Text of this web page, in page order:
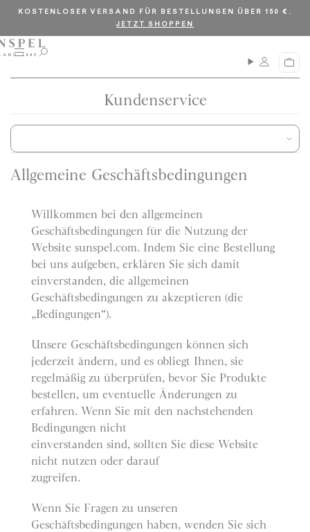
i
p
KOSTENLOSER VERSAND FÜR BESTELLUNGEN ÜBER 150 €.
JETZT SHOPPEN
Ü
S
t
e
W
a
o
r
Kundenservice
Allgemeine Geschäftsbedingungen
Willkommen bei den allgemeinen
Geschäftsbedingungen für die Nutzung der
Website sunspel.com. Indem Sie eine Bestellung
bei uns aufgeben, erklären Sie sich damit
einverstanden, die allgemeinen
Geschäftsbedingungen zu akzeptieren (die
„Bedingungen“).
Unsere Geschäftsbedingungen können sich
jederzeit ändern, und es obliegt Ihnen, sie
regelmäßig zu überprüfen, bevor Sie Produkte
bestellen, um eventuelle Änderungen zu
erfahren. Wenn Sie mit den nachstehenden
Bedingungen nicht
einverstanden sind, sollten Sie diese Website
nicht nutzen oder darauf
zugreifen.
Wenn Sie Fragen zu unseren
Geschäftsbedingungen haben, wenden Sie sich
o
s